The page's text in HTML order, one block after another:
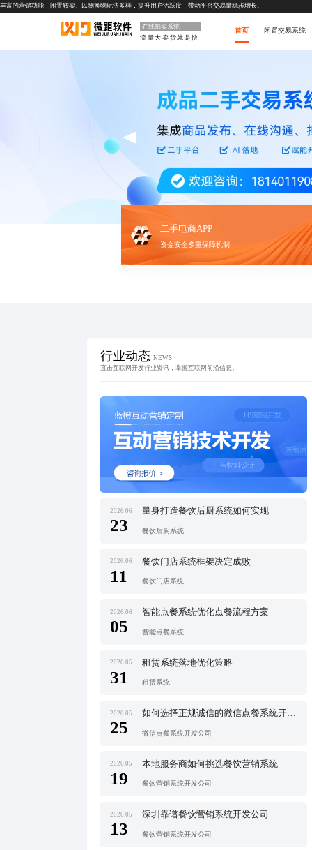
丰富的营销功能，闲置转卖、以物换物玩法多样，提升用户活跃度，带动平台交易量稳步增长。
在线拍卖系统
流量大卖货就是快
首页 闲置交易系统
二手电商APP
资金安全多重保障机制
行业动态 NEWS
直击互联网开发行业资讯，掌握互联网前沿信息。
2026.06
23
量身打造餐饮后厨系统如何实现
餐饮后厨系统
2026.06
11
餐饮门店系统框架决定成败
餐饮门店系统
2026.06
05
智能点餐系统优化点餐流程方案
智能点餐系统
2026.05
31
租赁系统落地优化策略
租赁系统
2026.05
25
如何选择正规诚信的微信点餐系统开发公司
微信点餐系统开发公司
2026.05
19
本地服务商如何挑选餐饮营销系统
餐饮营销系统开发公司
2026.05
13
深圳靠谱餐饮营销系统开发公司
餐饮营销系统开发公司